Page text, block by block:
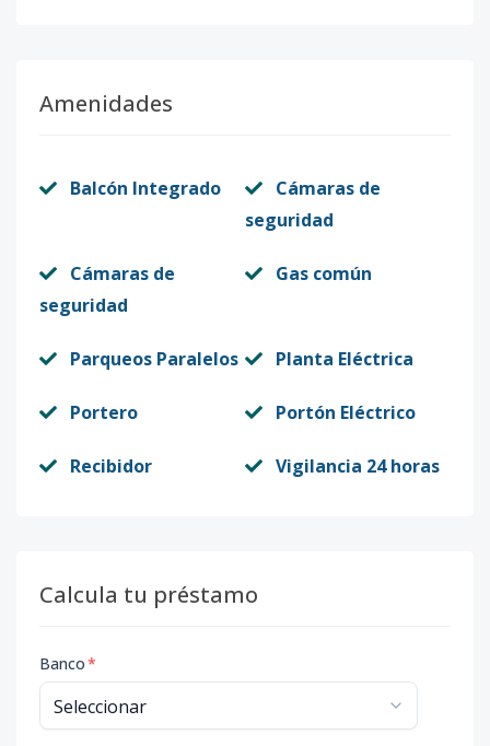
Amenidades
Balcón Integrado
Cámaras de
seguridad
Cámaras de
seguridad
Gas común
Parqueos Paralelos Planta Eléctrica
Portero Portón Eléctrico
Recibidor Vigilancia 24 horas
Calcula tu préstamo
Banco*